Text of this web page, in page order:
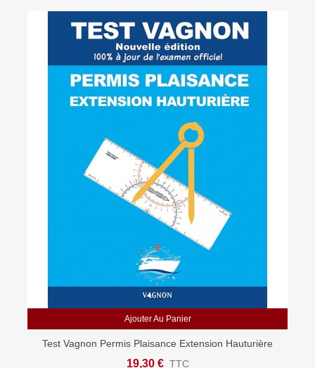
Ajouter Au Panier
Test Vagnon Permis Plaisance Extension Hauturière
19,30 € TTC